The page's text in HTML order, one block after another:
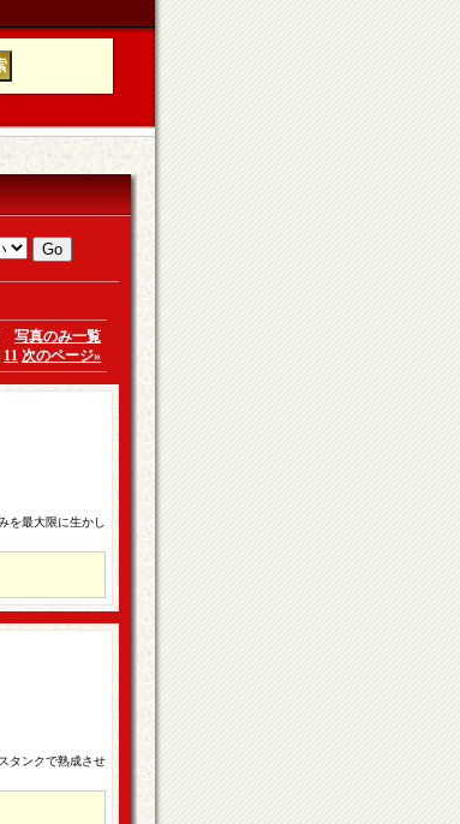
写真のみ一覧
11 次のページ»
を最大限に生かし
タンクで熟成させ